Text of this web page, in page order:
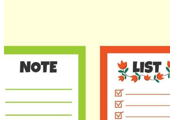
Videos
Gráficos en Movimiento
Eventos Editoriales